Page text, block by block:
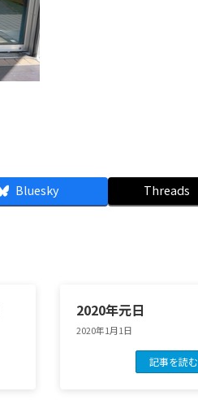
Bluesky Threads
2020年元日
2020年1月1日
記事を読む